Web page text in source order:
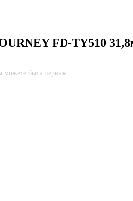
FD-TY510
можете быть первым.